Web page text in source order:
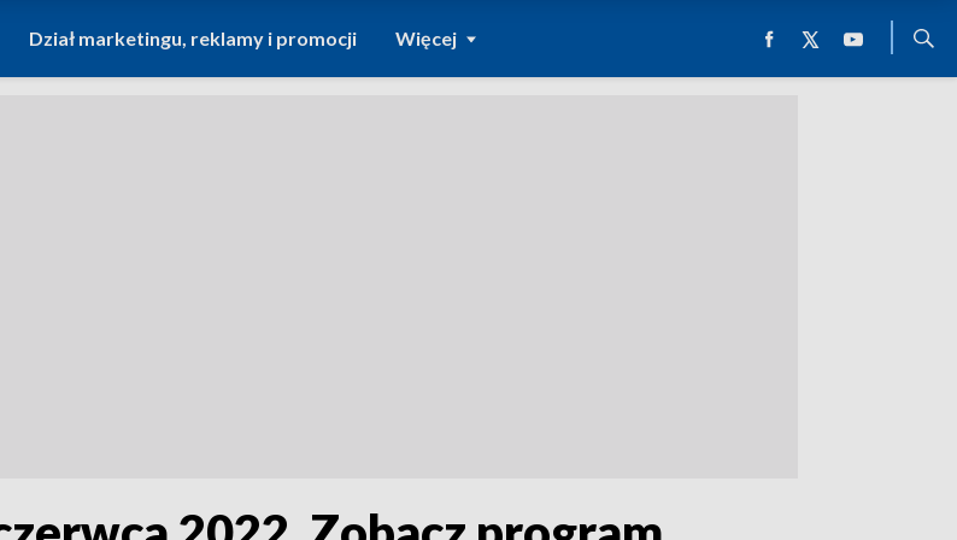
Dział marketingu, reklamy i promocji Więcej